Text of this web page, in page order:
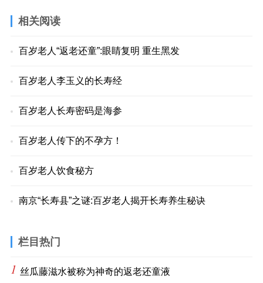
相关阅读
百岁老人“返老还童”:眼睛复明 重生黑发
百岁老人李玉义的长寿经
百岁老人长寿密码是海参
百岁老人传下的不孕方！
百岁老人饮食秘方
南京“长寿县”之谜:百岁老人揭开长寿养生秘诀
栏目热门
1 丝瓜藤滋水被称为神奇的返老还童液